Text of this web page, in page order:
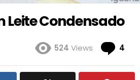
Leite Condensado
524 Views 4